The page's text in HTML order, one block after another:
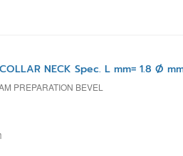
NECK Spec. L mm= 1.8 Ø
PREPARATION BEVEL